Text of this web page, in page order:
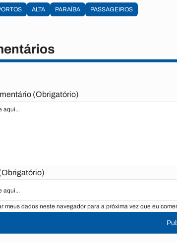
ALTA PARAÍBA PASSAGEIROS
(Obrigatório)
meus dados neste navegador para a próxima vez que eu